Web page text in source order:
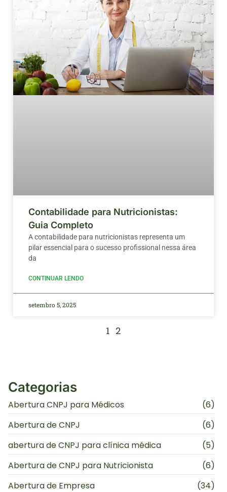
Contabilidade para Nutricionistas:
Guia Completo
A contabilidade para nutricionistas representa um
pilar essencial para o sucesso profissional nessa área
da
CONTINUAR LENDO
setembro 5, 2025
1 2
Categorias
Abertura CNPJ para Médicos
(6)
Abertura de CNPJ
(6)
abertura de CNPJ para clínica médica
(5)
Abertura de CNPJ para Nutricionista
(6)
Abertura de Empresa
(34)